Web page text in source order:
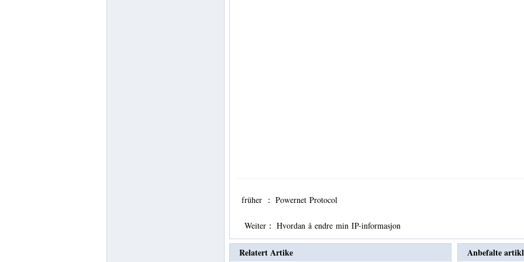
früher ： Powernet Protocol
Weiter： Hvordan å endre min IP-informasjon
Relatert Artike Anbefalte